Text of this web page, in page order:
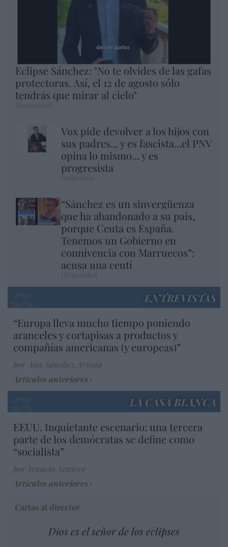
Eclipse Sánchez: "No te olvides de las gafas
protectoras. Así, el 12 de agosto sólo
tendrás que mirar al cielo"
Vox pide devolver a los hijos con
sus padres... y es fascista...el PNV
opina lo mismo... y es
progresista
“Sánchez es un sinvergüenza
que ha abandonado a su país,
porque Ceuta es España.
Tenemos un Gobierno en
connivencia con Marruecos”:
acusa una ceutí
ENTREVISTAS
“Europa lleva mucho tiempo poniendo
aranceles y cortapisas a productos y
compañías americanas (y europeas)”
Artículos anteriores
LA CASA BLANCA
EEUU. Inquietante escenario: una tercera
parte de los demócratas se define como
“socialista”
Artículos anteriores
Cartas al director
Dios es el señor de los eclipses